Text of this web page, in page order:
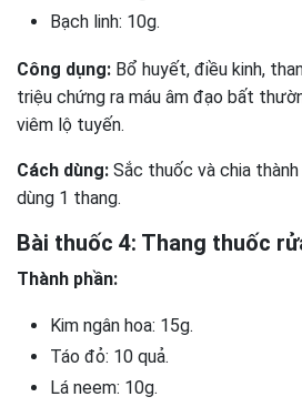
Bạch linh: 10g.
Công dụng: Bổ huyết, điều kinh,
triệu chứng ra máu âm đạo bất
viêm lộ tuyến.
Cách dùng: Sắc thuốc và chia
dùng 1 thang.
Bài thuốc 4: Thang thuốc
Thành phần:
Kim ngân hoa: 15g.
Táo đỏ: 10 quả.
Lá neem: 10g.